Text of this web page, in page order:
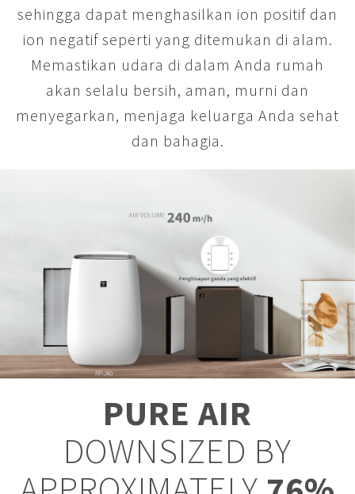
sehingga dapat menghasilkan ion positif dan
ion negatif seperti yang ditemukan di alam.
Memastikan udara di dalam Anda rumah
akan selalu bersih, aman, murni dan
menyegarkan, menjaga keluarga Anda sehat
dan bahagia.
PURE AIR
DOWNSIZED BY